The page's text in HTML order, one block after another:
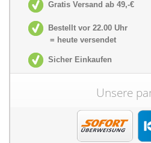
allem sehr guter
Gratis Versand ab 49,-€
Bestellt vor 22.00 Uhr
= heute versendet
Sicher Einkaufen
Unsere